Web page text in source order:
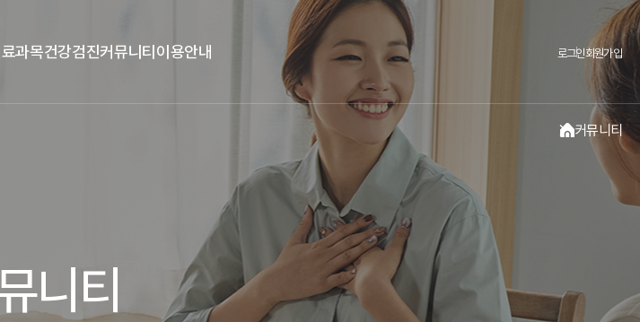
과목건강검진커뮤니티 이용안내 로그인회원가입
커뮤니티
니티